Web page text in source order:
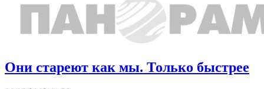
Они стареют как мы. Только быстрее